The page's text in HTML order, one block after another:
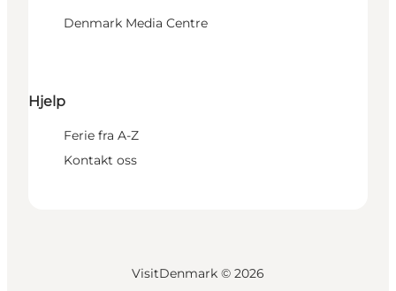
Denmark Media Centre
Hjelp
Ferie fra A-Z
Kontakt oss
VisitDenmark © 2026